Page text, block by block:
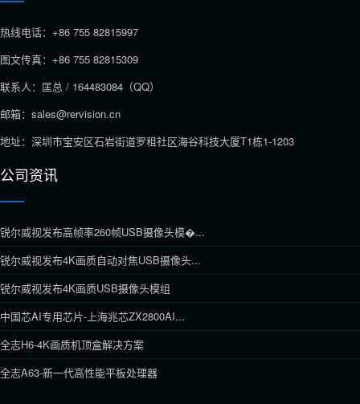
热线电话：+86 755 82815997
图文传真：+86 755 82815309
联系人：匡总 / 164483084（QQ）
邮箱：sales@rervision.cn
地址：深圳市宝安区石岩街道罗租社区海谷科技大厦T1栋1-1203
公司资讯
锐尔威视发布高帧率260帧USB摄像头模�...
锐尔威视发布4K画质自动对焦USB摄像头...
锐尔威视发布4K画质USB摄像头模组
中国芯AI专用芯片-上海兆芯ZX2800AI...
全志H6-4K画质机顶盒解决方案
全志A63-新一代高性能平板处理器